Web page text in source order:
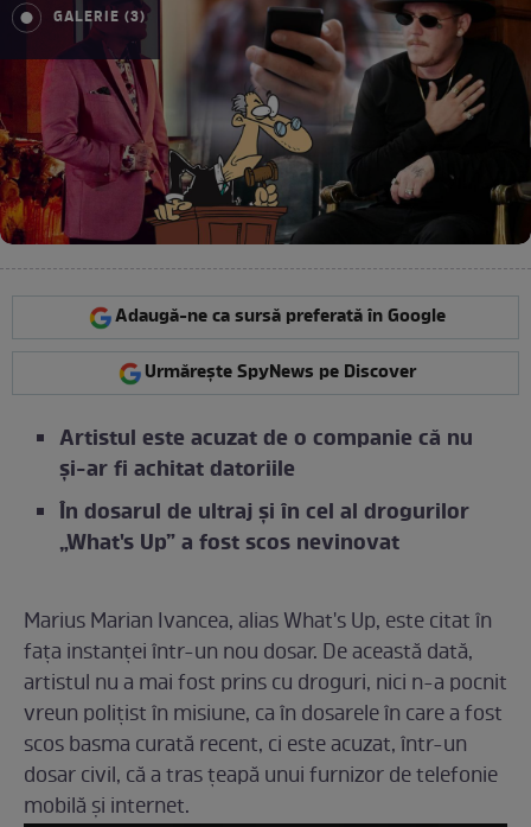
GALERIE (3)
Adaugă-ne ca sursă preferată în Google
Urmărește SpyNews pe Discover
Artistul este acuzat de o companie că nu
și-ar fi achitat datoriile
În dosarul de ultraj și în cel al drogurilor
„What's Up” a fost scos nevinovat
Marius Marian Ivancea, alias What's Up, este citat în
fața instanței într-un nou dosar. De această dată,
artistul nu a mai fost prins cu droguri, nici n-a pocnit
vreun polițist în misiune, ca în dosarele în care a fost
scos basma curată recent, ci este acuzat, într-un
dosar civil, că a tras țeapă unui furnizor de telefonie
mobilă și internet.